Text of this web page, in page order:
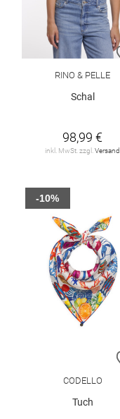
RINO & PELLE
Schal
98,99 €
inkl. MwSt. zzgl. Versand
CODELLO
Tuch
-10%